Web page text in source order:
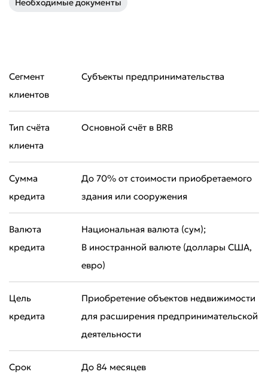
* Все поля обязательны для заполнения
Отправить
Необходимые документы
Сегмент
клиентов
Субъекты предпринимательства
Тип счёта
клиента
Основной счёт в BRB
Сумма
кредита
До 70% от стоимости приобретаемого
здания или сооружения
Валюта
кредита
Национальная валюта (сум);
В иностранной валюте (доллары США,
евро)
Цель
кредита
Приобретение объектов недвижимости
для расширения предпринимательской
деятельности
Срок
До 84 месяцев